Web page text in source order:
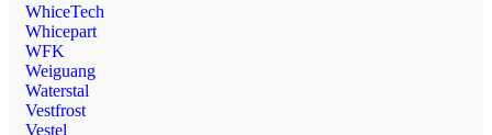
WhiceTech
Whicepart
WFK
Weiguang
Waterstal
Vestfrost
Vestel